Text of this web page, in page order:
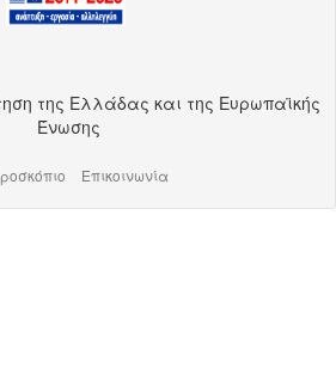
της Ελλάδας και της Ευρωπαϊκής
Ένωσης
Επικοινωνία